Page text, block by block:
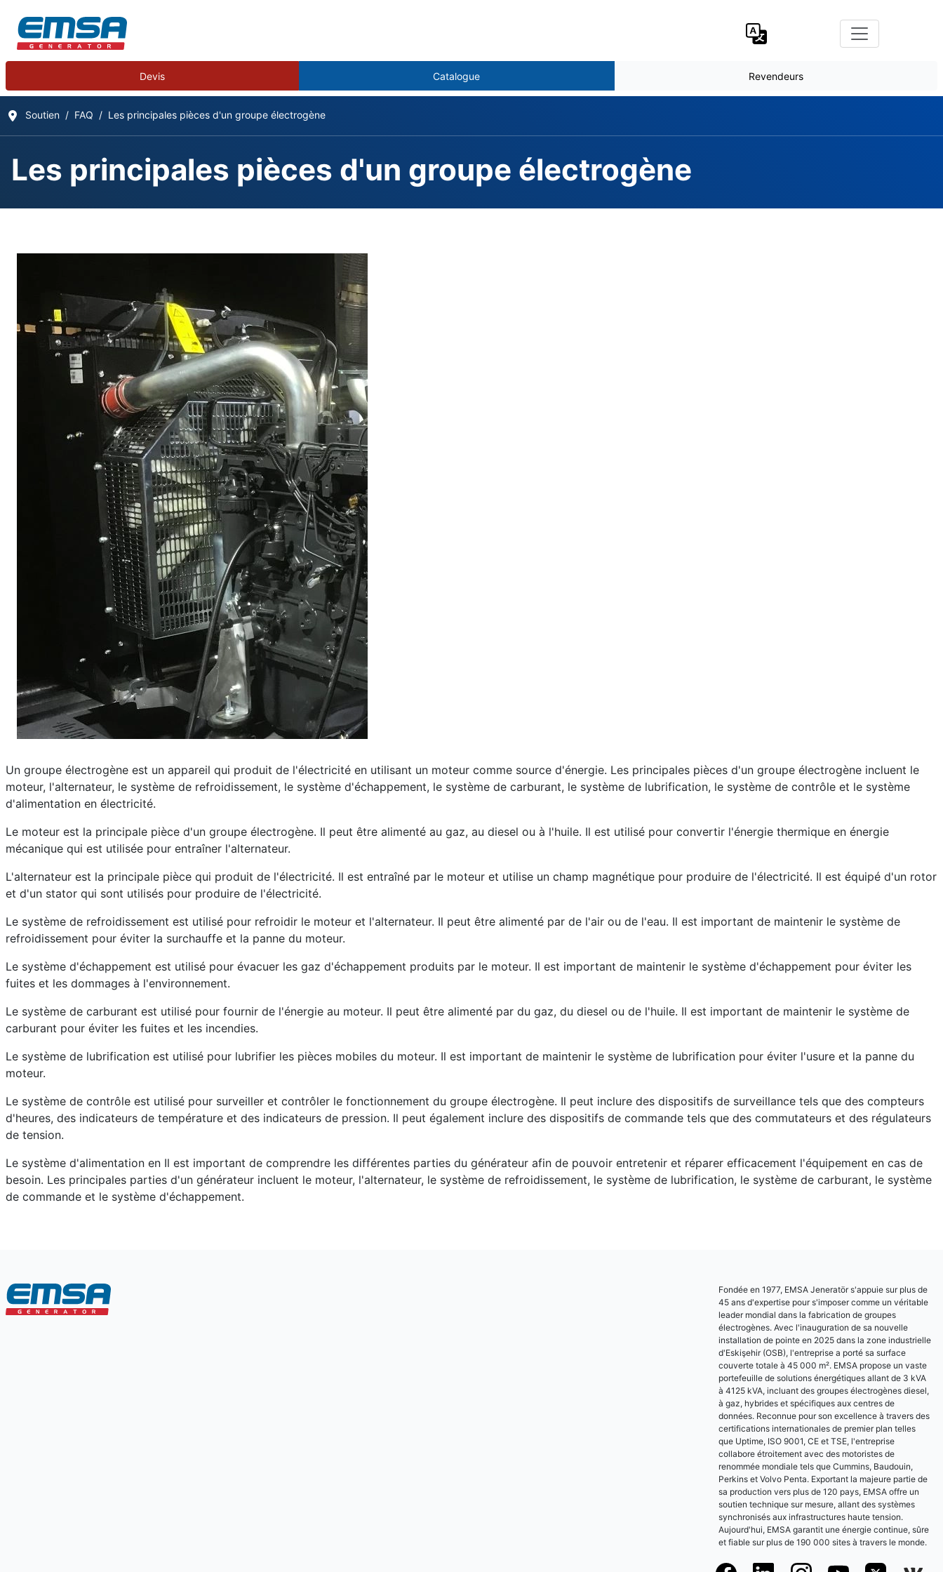
Devis Catalogue Revendeurs
Soutien FAQ Les principales pièces d'un groupe électrogène
Les principales pièces d'un groupe électrogène
Questions Fréquemment Posées
Catégorie :Frequently Asked Questions
Publié le : 25 Avril 2023
Création : 25 Avril 2023
Mis à jour : 10 Juin 2024
Un groupe électrogène est un appareil qui produit de l'électricité en utilisant un moteur comme source d'énergie. Les principales pièces d'un groupe électrogène incluent le
moteur, l'alternateur, le système de refroidissement, le système d'échappement, le système de carburant, le système de lubrification, le système de contrôle et le système
d'alimentation en électricité.
Le moteur est la principale pièce d'un groupe électrogène. Il peut être alimenté au gaz, au diesel ou à l'huile. Il est utilisé pour convertir l'énergie thermique en énergie
mécanique qui est utilisée pour entraîner l'alternateur.
L'alternateur est la principale pièce qui produit de l'électricité. Il est entraîné par le moteur et utilise un champ magnétique pour produire de l'électricité. Il est équipé d'un rotor
et d'un stator qui sont utilisés pour produire de l'électricité.
Le système de refroidissement est utilisé pour refroidir le moteur et l'alternateur. Il peut être alimenté par de l'air ou de l'eau. Il est important de maintenir le système de
refroidissement pour éviter la surchauffe et la panne du moteur.
Le système d'échappement est utilisé pour évacuer les gaz d'échappement produits par le moteur. Il est important de maintenir le système d'échappement pour éviter les
fuites et les dommages à l'environnement.
Le système de carburant est utilisé pour fournir de l'énergie au moteur. Il peut être alimenté par du gaz, du diesel ou de l'huile. Il est important de maintenir le système de
carburant pour éviter les fuites et les incendies.
Le système de lubrification est utilisé pour lubrifier les pièces mobiles du moteur. Il est important de maintenir le système de lubrification pour éviter l'usure et la panne du
moteur.
Le système de contrôle est utilisé pour surveiller et contrôler le fonctionnement du groupe électrogène. Il peut inclure des dispositifs de surveillance tels que des compteurs
d'heures, des indicateurs de température et des indicateurs de pression. Il peut également inclure des dispositifs de commande tels que des commutateurs et des régulateurs
de tension.
Le système d'alimentation en Il est important de comprendre les différentes parties du générateur afin de pouvoir entretenir et réparer efficacement l'équipement en cas de
besoin. Les principales parties d'un générateur incluent le moteur, l'alternateur, le système de refroidissement, le système de lubrification, le système de carburant, le système
de commande et le système d'échappement.
Fondée en 1977, EMSA Jeneratör s'appuie sur plus de
45 ans d'expertise pour s'imposer comme un véritable
leader mondial dans la fabrication de groupes
électrogènes. Avec l'inauguration de sa nouvelle
installation de pointe en 2025 dans la zone industrielle
d'Eskişehir (OSB), l'entreprise a porté sa surface
couverte totale à 45 000 m². EMSA propose un vaste
portefeuille de solutions énergétiques allant de 3 kVA
à 4125 kVA, incluant des groupes électrogènes diesel,
à gaz, hybrides et spécifiques aux centres de
données. Reconnue pour son excellence à travers des
certifications internationales de premier plan telles
que Uptime, ISO 9001, CE et TSE, l'entreprise
collabore étroitement avec des motoristes de
renommée mondiale tels que Cummins, Baudouin,
Perkins et Volvo Penta. Exportant la majeure partie de
sa production vers plus de 120 pays, EMSA offre un
soutien technique sur mesure, allant des systèmes
synchronisés aux infrastructures haute tension.
Aujourd'hui, EMSA garantit une énergie continue, sûre
et fiable sur plus de 190 000 sites à travers le monde.